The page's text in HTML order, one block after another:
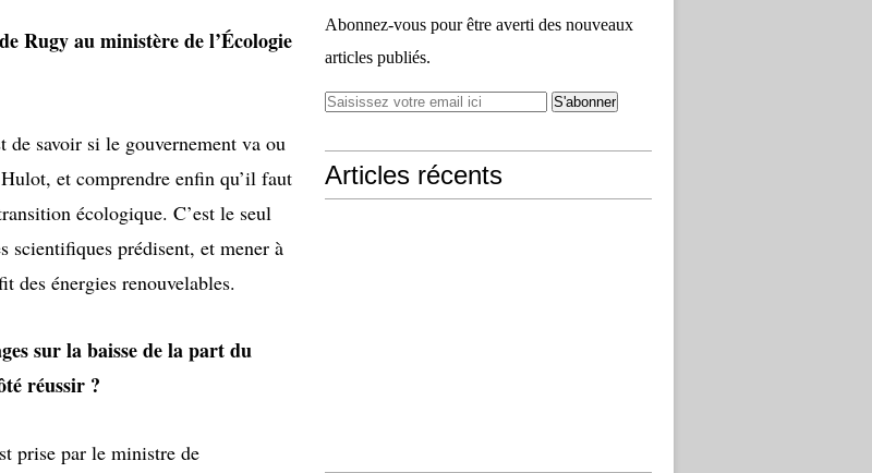
Rugy au ministère de l’Écologie
savoir si le gouvernement va ou
et comprendre enfin qu’il faut
écologique. C’est le seul
scientifiques prédisent, et mener à
des énergies renouvelables.
sur la baisse de la part du
réussir ?
prise par le ministre de
Abonnez-vous pour être averti des nouveaux
articles publiés.
Articles récents